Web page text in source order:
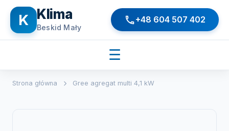
K Klima
Beskid Mały
+48 604 507 402
☰
Strona główna Gree agregat multi 4,1 kW